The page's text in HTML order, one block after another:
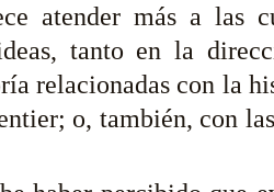
atender más a las
tanto en la
relacionadas con la
o, también, con